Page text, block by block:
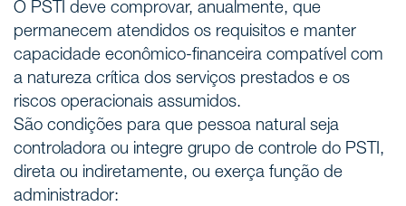
O PSTI deve comprovar, anualmente, que
permanecem atendidos os requisitos e manter
capacidade econômico-financeira compatível com
a natureza crítica dos serviços prestados e os
riscos operacionais assumidos.
São condições para que pessoa natural seja
controladora ou integre grupo de controle do PSTI,
direta ou indiretamente, ou exerça função de
administrador: